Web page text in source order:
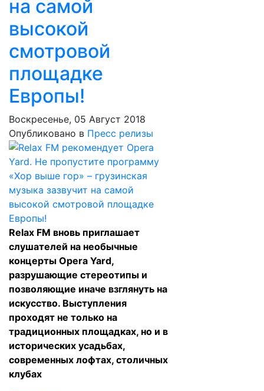
на самой
высокой
смотровой
площадке
Европы!
Воскресенье, 05 Август 2018
Опубликовано в Пресс релизы
Relax FM вновь приглашает
слушателей на необычные
концерты Opera Yard,
разрушающие стереотипы и
позволяющие иначе взглянуть на
искусство. Выступления
проходят не только на
традиционных площадках, но и в
исторических усадьбах,
современных лофтах, столичных
клубах